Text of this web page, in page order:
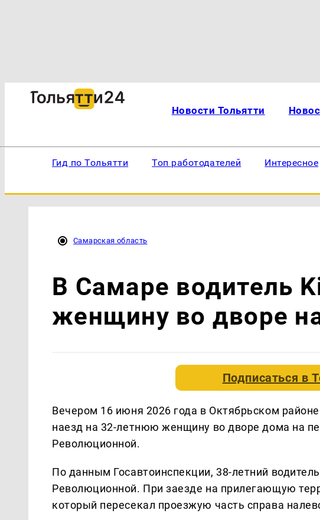
Новости Тольятти
Гид по Тольятти Топ работодателей Интересное
Самарская область
В Самаре водитель
женщину во дворе
Подписаться в
Вечером 16 июня 2026 года в Октябрьском
наезд на 32-летнюю женщину во дворе дома на
Революционной.
По данным Госавтоинспекции, 38-летний
Революционной. При заезде на прилегающую
который пересекал проезжую часть справа